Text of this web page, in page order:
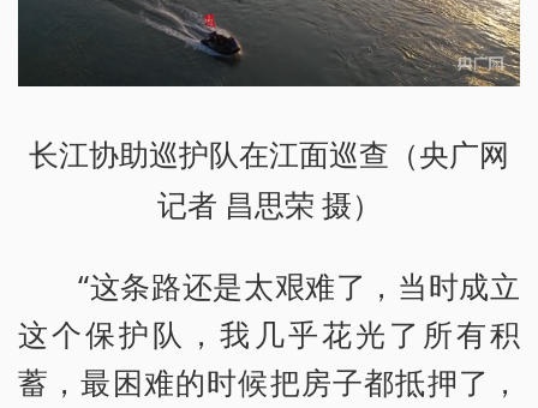
长江协助巡护队在江面巡查（央广网
记者 昌思荣 摄）
“这条路还是太艰难了，当时成立
这个保护队，我几乎花光了所有积
蓄，最困难的时候把房子都抵押了，